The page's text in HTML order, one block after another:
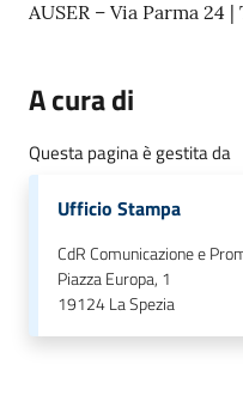
AUSER – Via Parma 24 |
A cura di
Questa pagina è gestita da
Ufficio Stampa
CdR Comunicazione e
Piazza Europa, 1
19124La Spezia